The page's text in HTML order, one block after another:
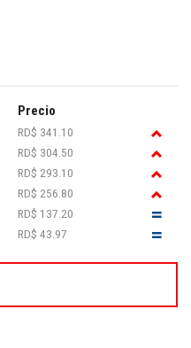
Precio
RD$ 341.10
RD$ 304.50
RD$ 293.10
RD$ 256.80
RD$ 137.20
RD$ 43.97